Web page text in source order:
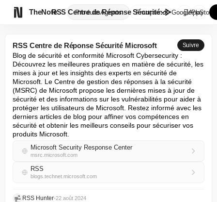
TheNote ProduitsAgents
RSS Centre de Réponse Sécurité...
Français GooglePlay
AppStore
RSS Centre de Réponse Sécurité Microsoft Suivre
Blog de sécurité et conformité Microsoft Cybersecurity :
Découvrez les meilleures pratiques en matière de sécurité, les
mises à jour et les insights des experts en sécurité de
Microsoft. Le Centre de gestion des réponses à la sécurité
(MSRC) de Microsoft propose les dernières mises à jour de
sécurité et des informations sur les vulnérabilités pour aider à
protéger les utilisateurs de Microsoft. Restez informé avec les
derniers articles de blog pour affiner vos compétences en
sécurité et obtenir les meilleurs conseils pour sécuriser vos
produits Microsoft.
Microsoft Security Response Center
msrc.microsoft.com
RSS
blogs.technet.microsoft.com
RSS Hunter•22 août 2024